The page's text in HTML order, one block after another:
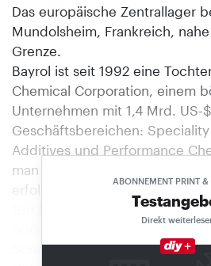
ABONNEMENT PRINT &
Direkt
Das europäische Zentrallager
Mundolsheim, Frankreich,
Grenze.
Bayrol ist seit 1992 eine
Chemical Corporation, einem
Unternehmen mit 1,4 Mrd. US-
Geschäftsbereichen:
Additives und Performance
man in das
erfolgte die Akquisition von
1992 die Erwerbung von Bayrol
500 Mio. US-$ Umsatz wird
Schwimmbadwasserpflege